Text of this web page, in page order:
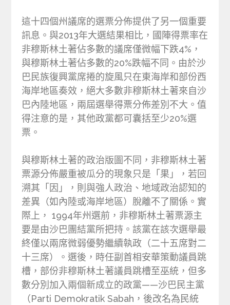
這十四個州議席的選票分佈提供了另一個重要
訊息。與2013年大選結果相比，國陣得票率在
非穆斯林土著佔多數的議席僅微幅下跌4%，
與穆斯林土著佔多數的20%跌幅不同。由於沙
巴民族復興黨席捲的旋風只在東海岸和部份西
海岸地區奏效，絕大多數非穆斯林土著來自沙
巴內陸地區，兩屆選舉得票分佈差別不大。值
得注意的是，其他政黨都可囊括至少20%選
票。
與穆斯林土著的政治版圖不同，非穆斯林土著
票源分佈嚴重被瓜分的現象只是「果」，若回
溯其「因」，則與強人政治、地域政治認知的
差異（如內陸或海岸地區）脫離不了關係。實
際上， 1994年州選前，非穆斯林土著票源主
要是由沙巴團結黨所把持。該黨在該次選舉最
終僅以兩席微弱優勢繼續執政（二十五席對二
十三席）。選後，時任副首相安華策動議員跳
槽，部份非穆斯林土著議員跳槽至巫統，但多
數分別加入兩個新成立的政黨——沙巴民主黨
（Parti Demokratik Sabah，後改名為民統